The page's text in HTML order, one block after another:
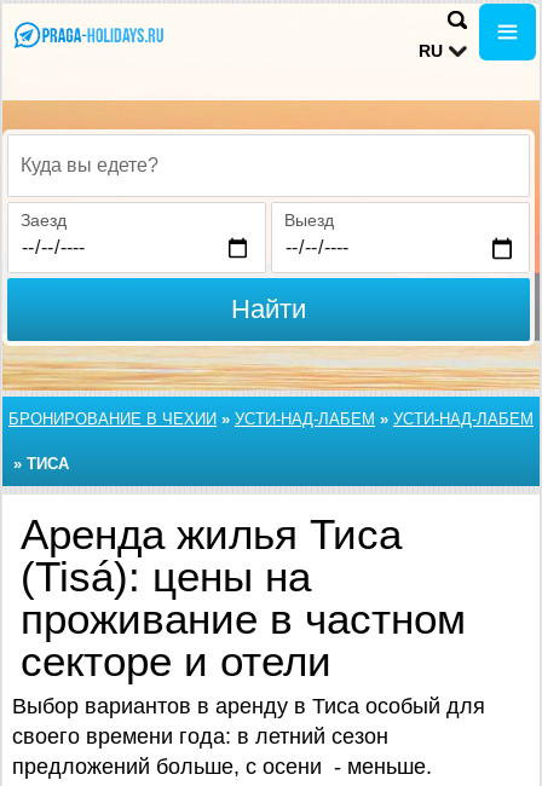
RU
Куда вы едете?
Заезд Выезд
Найти
БРОНИРОВАНИЕ В ЧЕХИИ » УСТИ-НАД-ЛАБЕМ » УСТИ-НАД-ЛАБЕМ
» ТИСА
Аренда жилья Тиса
(Tisá): цены на
проживание в частном
секторе и отели
Выбор вариантов в аренду в Тиса особый для
своего времени года: в летний сезон
предложений больше, с осени - меньше.